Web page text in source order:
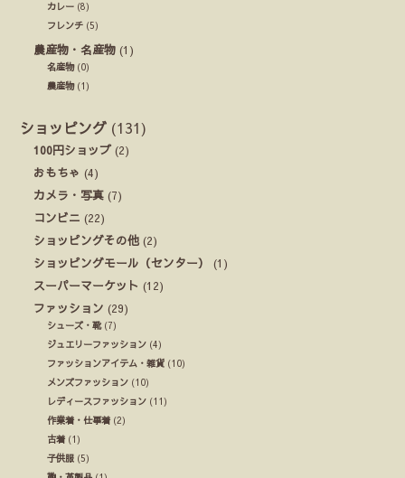
カレー (8)
フレンチ (5)
農産物・名産物 (1)
名産物(0)
農産物(1)
ショッピング (131)
100円ショップ (2)
おもちゃ (4)
カメラ・写真 (7)
コンビニ (22)
ショッピングその他 (2)
ショッピングモール（センター）
(1)
スーパーマーケット (12)
ファッション (29)
シューズ・靴(7)
ジュエリーファッション (4)
ファッションアイテム・雑貨 (10)
メンズファッション (10)
レディースファッション (11)
作業着・仕事着 (2)
古着 (1)
子供服 (5)